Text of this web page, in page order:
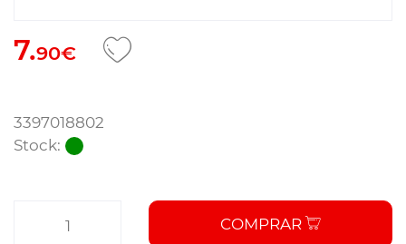
7.90€
3397018802
Stock:
COMPRAR